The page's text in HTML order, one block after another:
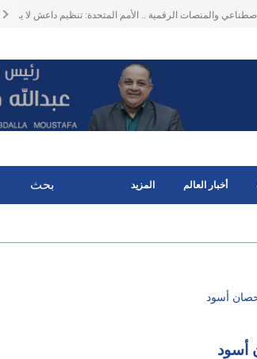
على التحارة العالمية . ارتفاع أسعار الطاقة، وأجور الشحن،
أخبار العالم المزيد
أسود
أسود